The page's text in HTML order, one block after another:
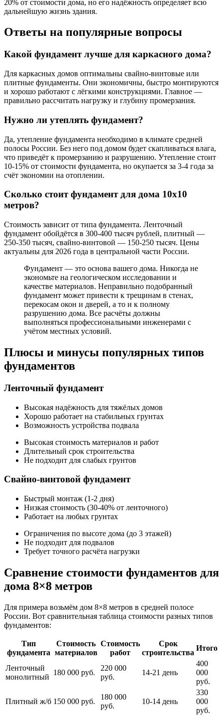
20% от стоимости дома, но его надёжность определяет всю
дальнейшую жизнь здания.
Ответы на популярные вопросы
Какой фундамент лучше для каркасного дома?
Для каркасных домов оптимальны свайно-винтовые или
плитные фундаменты. Они экономичны, быстро монтируются
и хорошо работают с лёгкими конструкциями. Главное —
правильно рассчитать нагрузку и глубину промерзания.
Нужно ли утеплять фундамент?
Да, утепление фундамента необходимо в климате средней
полосы России. Без него под домом будет скапливаться влага,
что приведёт к промерзанию и разрушению. Утепление стоит
10-15% от стоимости фундамента, но окупается за 3-4 года за
счёт экономии на отоплении.
Сколько стоит фундамент для дома 10х10
метров?
Стоимость зависит от типа фундамента. Ленточный
фундамент обойдётся в 300-400 тысяч рублей, плитный —
250-350 тысяч, свайно-винтовой — 150-250 тысяч. Цены
актуальны для 2026 года в центральной части России.
Фундамент — это основа вашего дома. Никогда не
экономьте на геологическом исследовании и
качестве материалов. Неправильно подобранный
фундамент может привести к трещинам в стенах,
перекосам окон и дверей, а то и к полному
разрушению дома. Все расчёты должны
выполняться профессиональными инженерами с
учётом местных условий.
Плюсы и минусы популярных типов
фундаментов
Ленточный фундамент
Высокая надёжность для тяжёлых домов
Хорошо работает на стабильных грунтах
Возможность устройства подвала
Высокая стоимость материалов и работ
Длительный срок строительства
Не подходит для слабых грунтов
Свайно-винтовой фундамент
Быстрый монтаж (1-2 дня)
Низкая стоимость (30-40% от ленточного)
Работает на любых грунтах
Ограничения по высоте дома (до 3 этажей)
Не подходит для подвалов
Требует точного расчёта нагрузки
Сравнение стоимости фундаментов для
дома 8×8 метров
Для примера возьмём дом 8×8 метров в средней полосе
России. Вот сравнительная таблица стоимости разных типов
фундаментов:
Тип
фундамента
Стоимость
материалов
Стоимость
работ
Срок
строительства
Итого
Ленточный
монолитный
180 000 руб.
220 000
руб.
14-21 день
400
000
руб.
Плитный ж/б 150 000 руб.
180 000
руб.
10-14 день
330
000
руб.